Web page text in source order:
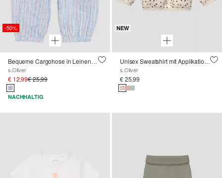
-50%
Bequeme Cargohose in Leinenoptik
s.Oliver
€ 12,99€ 25,99
NACHHALTIG
NEW
Unisex Sweatshirt mit Applikation im Loose Fit
s.Oliver
€ 25,99